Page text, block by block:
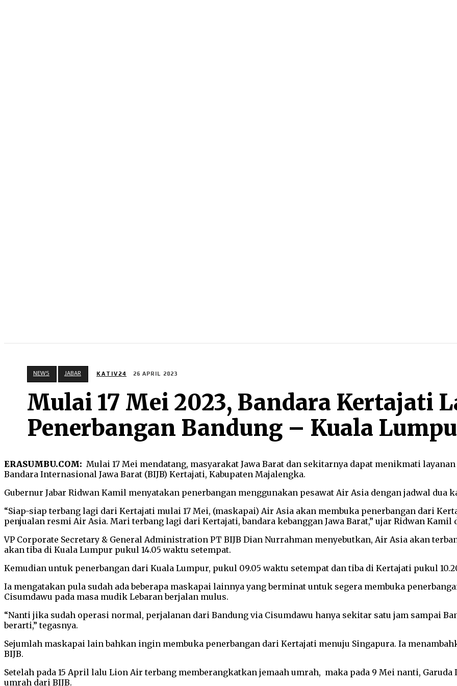
NEWS JABAR KATIV24 26 APRIL 2023
Mulai 17 Mei 2023, Bandara Kertajati
Penerbangan Bandung – Kuala
ERASUMBU.COM: Mulai 17 Mei mendatang, masyarakat Jawa Barat dan sekitarnya dapat menikmati
Bandara Internasional Jawa Barat (BIJB) Kertajati, Kabupaten Majalengka.
Gubernur Jabar Ridwan Kamil menyatakan penerbangan menggunakan pesawat Air Asia dengan jadwal dua
“Siap-siap terbang lagi dari Kertajati mulai 17 Mei, (maskapai) Air Asia akan membuka penerbangan dari
penjualan resmi Air Asia. Mari terbang lagi dari Kertajati, bandara kebanggan Jawa Barat,” ujar Ridwan Kamil
VP Corporate Secretary & General Administration PT BIJB Dian Nurrahman menyebutkan, Air Asia akan
akan tiba di Kuala Lumpur pukul 14.05 waktu setempat.
Kemudian untuk penerbangan dari Kuala Lumpur, pukul 09.05 waktu setempat dan tiba di Kertajati pukul
Ia mengatakan pula sudah ada beberapa maskapai lainnya yang berminat untuk segera membuka
Cisumdawu pada masa mudik Lebaran berjalan mulus.
“Nanti jika sudah operasi normal, perjalanan dari Bandung via Cisumdawu hanya sekitar satu jam sampai
berarti,” tegasnya.
Sejumlah maskapai lain bahkan ingin membuka penerbangan dari Kertajati menuju Singapura. Ia
BIJB.
Setelah pada 15 April lalu Lion Air terbang memberangkatkan jemaah umrah, maka pada 9 Mei nanti,
umrah dari BIJB.